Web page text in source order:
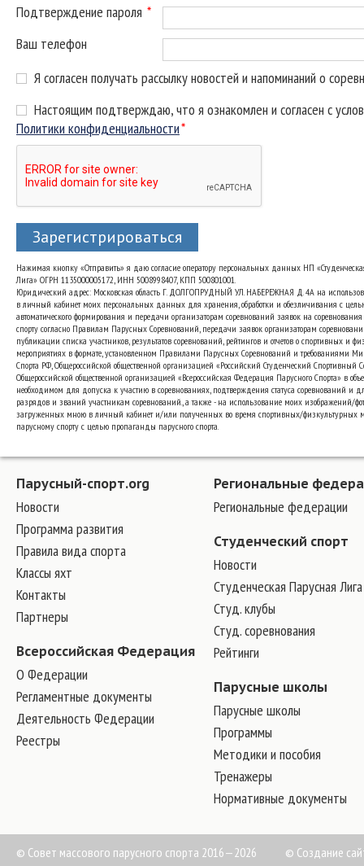
Подтверждение пароля *
Ваш телефон
Я согласен получать рассылку новостей и напоминаний о
Настоящим подтверждаю, что я ознакомлен и согласен с
Политики конфиденциальности*
Зарегистрироваться
Нажимая кнопку «Отправить» я даю согласие оператору персональных данных НП
Лига» ОГРН 1135000005172, ИНН 5008998407, КПП 500801001.
Юридический адрес: Московская область Г. ДОЛГОПРУДНЫЙ УЛ. НАБЕРЕЖНАЯ Д. 4А на
в личный кабинет моих персональных данных для хранения, обработки и обезличивания с
автоматического формирования и передачи организаторам соревнований заявок на
спорту согласно Правилам Парусных Соревнований, передачи заявок организаторам
публикации списка участников, результатов соревнований, рейтингов и отчетов о спортивных и
мероприятиях в формате, установленном Правилами Парусных Соревнований и требованиями
Спорта РФ, Общероссийской общественной организацией «Российский Студенческий Спортивный
Общероссийской общественной организацией «Всероссийская Федерация Парусного Спорта» в
необходимом для допуска к участию в соревнованиях, подтверждения статуса соревнований и
разрядов и званий участникам соревнований., а также - на использование моих изображений/
загруженных мною в личный кабинет и/или полученных во время спортивных/физкультурных
парусному спорту с целью пропаганды парусного спорта.
Парусный-спорт.org
Новости
Программа развития
Правила вида спорта
Классы яхт
Контакты
Партнеры
Всероссийская Федерация
О Федерации
Регламентные документы
Деятельность Федерации
Реестры
Региональные
Региональные федерации
Студенческий спорт
Новости
Студенческая Парусная Лига
Студ. клубы
Студ. соревнования
Рейтинги
Парусные школы
Парусные школы
Программы
Методики и пособия
Тренажеры
Нормативные документы
© Совет массового парусного спорта 2016—2026 © Создание